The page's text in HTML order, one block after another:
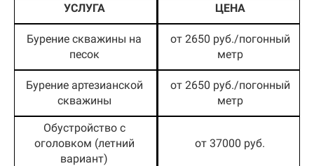
УСЛУГА ЦЕНА
Бурение скважины на
песок
от 2650 руб./погонный
метр
Бурение артезианской
скважины
от 2650 руб./погонный
метр
Обустройство с
оголовком (летний
вариант)
от 37000 руб.